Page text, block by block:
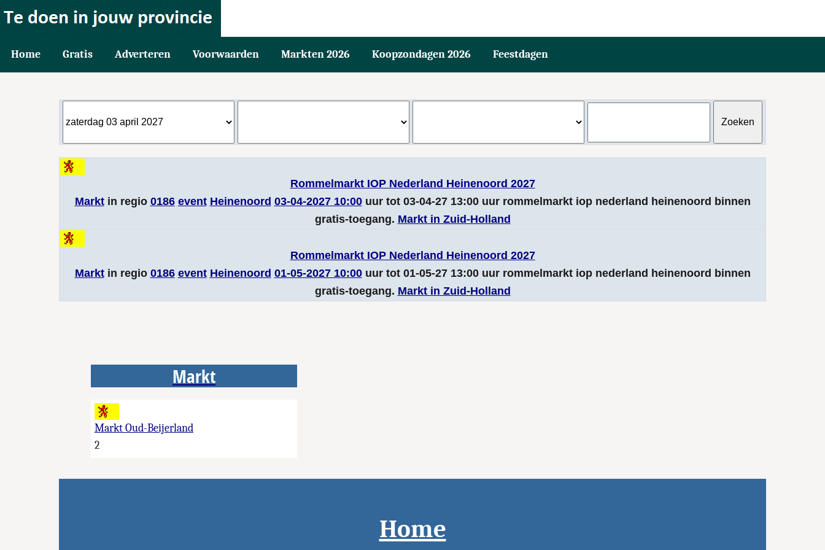
Home Gratis Adverteren Voorwaarden Markten 2026 Koopzondagen 2026 Feestdagen
Rommelmarkt IOP Nederland Heinenoord 2027
Marktin regio 0186 event Heinenoord 03-04-2027 10:00uur tot 03-04-27 13:00 uur rommelmarkt iop nederland heinenoord binnen
gratis-toegang. Markt in Zuid-Holland
Rommelmarkt IOP Nederland Heinenoord 2027
Marktin regio 0186 event Heinenoord 01-05-2027 10:00uur tot 01-05-27 13:00 uur rommelmarkt iop nederland heinenoord binnen
gratis-toegang. Markt in Zuid-Holland
Markt
Markt Oud-Beijerland
2
Home